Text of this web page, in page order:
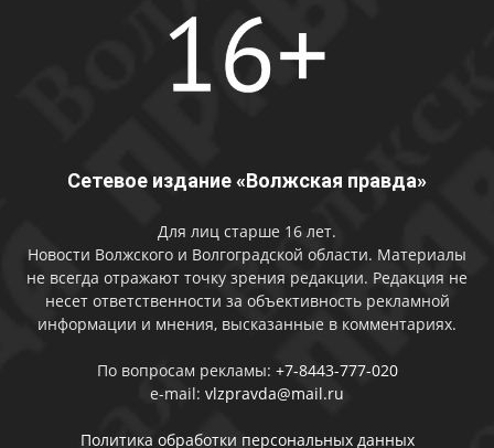
Сетевое издание «Волжская правда»
Для лиц старше 16 лет.
Новости Волжского и Волгоградской области. Материалы
не всегда отражают точку зрения редакции. Редакция не
несет ответственности за объективность рекламной
информации и мнения, высказанные в комментариях.
По вопросам рекламы: +7-8443-777-020
e-mail: vlzpravda@mail.ru
Политика обработки персональных данных